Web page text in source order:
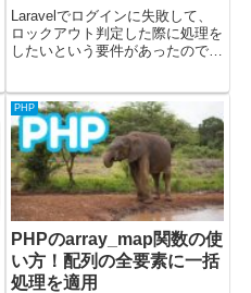
Laravelでログインに失敗して、
ロックアウト判定した際に処理を
したいという要件があったので、
回ログインに失敗したらgoogleに
リダイレクトする」という処理の
コード載せ...
PHP
PHPのarray_map関数の使
い方！配列の全要素に一括
処理を適用